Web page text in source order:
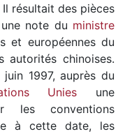
résultait des pièces
note du ministre
et européennes du
autorités chinoises.
1997, auprès du
Unies une
les conventions
à cette date, les